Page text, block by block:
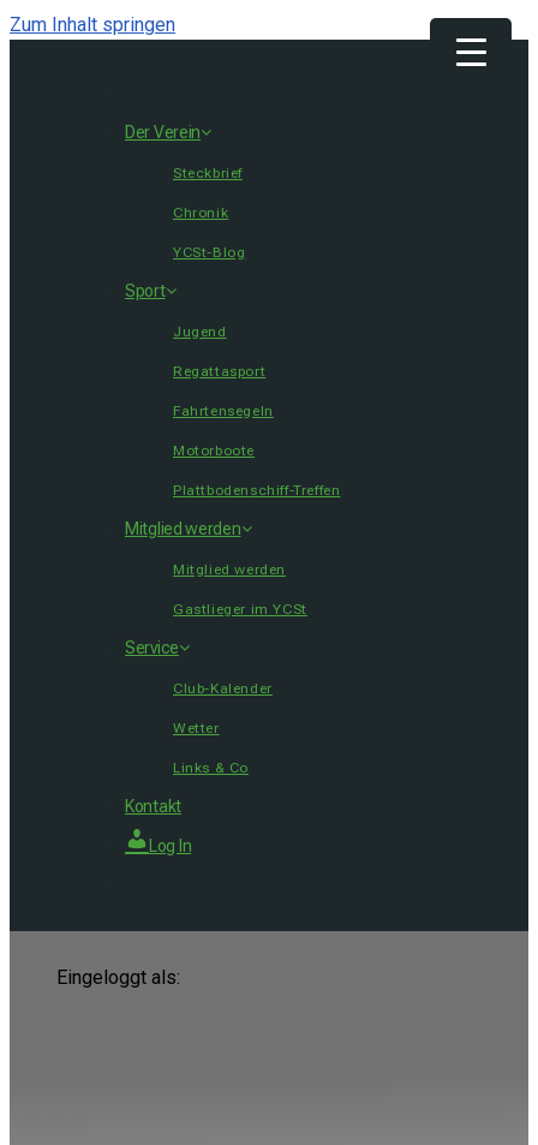
Zum Inhalt springen
Der Verein
Steckbrief
Chronik
YCSt-Blog
Sport
Jugend
Regattasport
Fahrtensegeln
Motorboote
Plattbodenschiff-Treffen
Mitglied werden
Mitglied werden
Gastlieger im YCSt
Service
Club-Kalender
Wetter
Links & Co
Kontakt
Log In
Eingeloggt als:
Get 30% off your first purchase Got it!